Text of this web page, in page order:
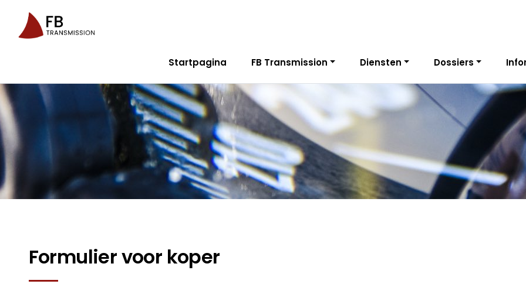
Startpagina FB Transmission Diensten Dossiers
Formulier voor koper